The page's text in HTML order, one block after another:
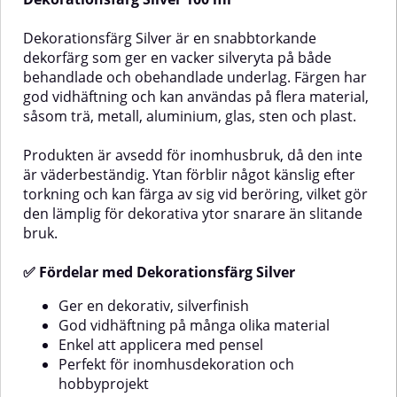
att försegla med Dupli-Color
Zapon Klarlack.✅
FördelarSnabbtorkande och lätt
att användaMycket god
vidhäftning och jämn ytaTorktålig
– tål avtorkning utan att färgen
lossnarVäderbeständig, ljusäkta
och slagtåligLämplig för både
inomhus- och
utomhusbrukAnvändningsområdeKan
användas på glas, keramik, sten,
metall, trä (grundat eller målat)
samt ytor målade med akryl- eller
variera beroende på underlagets
💡 TipsFör bästa hållbarhet –
försegla ytan med Zapon spray
efter torkning.Skaka sprayburken
i minst 3 minuter före
användning.Spraya flera tunna
lager från ca 25 cm avstånd, med
material. Den torkar till en vacker,
matt yta med naturlig struktur
och nyansvariation som
efterliknar äkta sten. För
utomhusbruk förseglas ytan
enkelt med Dupli-Color Granite
Look Klarlack för
hållbarhet.✅ Fördelar med Dupli-
Color Granite Look
BrunVattenbaserad och lätt att
appliceraGer en vacker, matt yta
med naturlig
luktfri och enkel att
inteKan tvättas av med vatten
och tvål inom 30 minuterLämplig
för både inomhus- och
utomhusbruk (försegla vid
utomhusanvändning)Lämpliga
Dekorationsfärg Silver är en snabbtorkande
dekorfärg som ger en vacker silveryta på både
behandlade och obehandlade underlag. Färgen har
god vidhäftning och kan användas på flera material,
såsom trä, metall, aluminium, glas, sten och plast.
Produkten är avsedd för inomhusbruk, då den inte
är väderbeständig. Ytan förblir något känslig efter
torkning och kan färga av sig vid beröring, vilket gör
den lämplig för dekorativa ytor snarare än slitande
bruk.
✅ Fördelar med Dekorationsfärg Silver
Ger en dekorativ, silverfinish
God vidhäftning på många olika material
Enkel att applicera med pensel
Perfekt för inomhusdekoration och
hobbyprojekt